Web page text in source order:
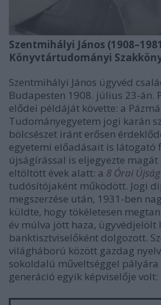
Szentmihályi János
Könyvtártudományi
Szentmihályi János ügyvéd
Budapesten 1908. július 23-án.
elődei példáját követte: a
Tudományegyetem jogi karán
bölcsészet iránt erősen
egyetemi előadásait is látogató
újságírással is eljegyezte
eltöltött évek alatt: a 8 Órai Újság
tudósítójaként működött. Jogi
megszerzése után, 1931-ben
küldte, hogy tökéletesen
év múlva jött haza, ügyvédjelölt
banktisztviselőként dolgozott.
világháború között gazdag
sokoldalú műveltséggel
generáció egyik képviselője volt: